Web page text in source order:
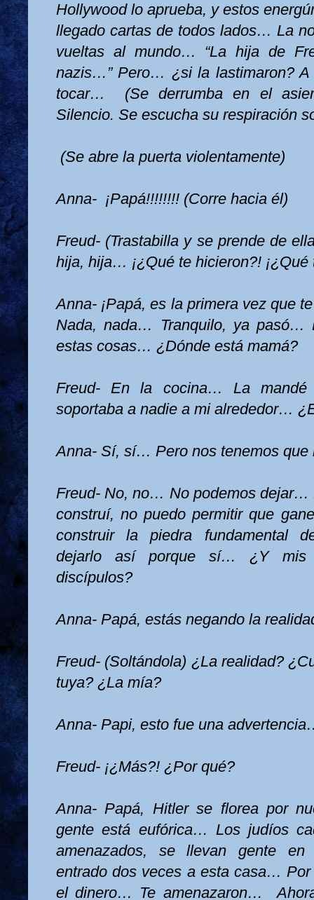
Hollywood lo aprueba, y estos
llegado cartas de todos lados… La
vueltas al mundo… “La hija de
nazis…” Pero… ¿si la lastimaron? A
tocar…
(Se derrumba en el
Silencio. Se escucha su respiración
(Se abre la puerta violentamente)
Anna- ¡Papá!!!!!!!! (Corre hacia él)
Freud- (Trastabilla y se prende de
hija, hija… ¡¿Qué te hicieron?! ¡¿Qué
Anna- ¡Papá, es la primera vez que
Nada, nada… Tranquilo, ya pasó…
estas cosas… ¿Dónde está mamá?
Freud- En la cocina… La
soportaba a nadie a mi alrededor…
Anna- Sí, sí… Pero nos tenemos que
Freud- No, no… No podemos dejar…
construí, no puedo permitir que
construir la piedra fundamental
dejarlo así porque sí… ¿Y mis
discípulos?
Anna- Papá, estás negando la
Freud- (Soltándola) ¿La realidad?
tuya? ¿La mía?
Anna- Papi, esto fue una
Freud- ¡¿Más?! ¿Por qué?
Anna- Papá, Hitler se florea por
gente está eufórica… Los judíos
amenazados, se llevan gente
entrado dos veces a esta casa… Por
el dinero… Te amenazaron…